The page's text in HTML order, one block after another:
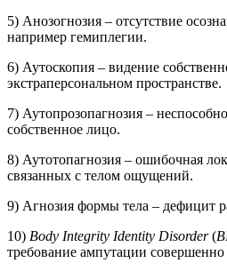
5) Анозогнозия – отсутствие
например гемиплегии.
6) Аутоскопия – видение
экстраперсональном пространстве.
7) Аутопрозопагнозия –
собственное лицо.
8) Аутотопагнозия – ошибочная
связанных с телом ощущений.
9) Агнозия формы тела – дефицит
10) Body Integrity Identity Disorder(
требование ампутации совершенно